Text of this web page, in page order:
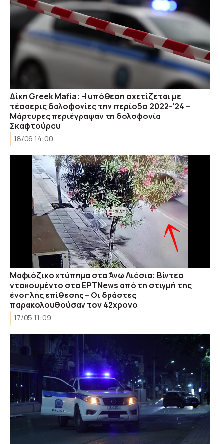
Δίκη Greek Mafia: Η υπόθεση σχετίζεται με
τέσσερις δολοφονίες την περίοδο 2022-’24 –
Μάρτυρες περιέγραψαν τη δολοφονία
Σκαφτούρου
18/06 14:00
Μαφιόζικο χτύπημα στα Άνω Λιόσια: Βίντεο
ντοκουμέντο στο ΕΡΤΝews από τη στιγμή της
ένοπλης επίθεσης – Οι δράστες
παρακολουθούσαν τον 42χρονο
17/05 11:09